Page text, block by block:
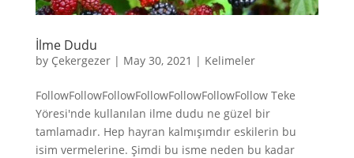
İlme Dudu
by Çekergezer| May 30, 2021 | Kelimeler
FollowFollowFollowFollowFollowFollowFollow Teke
Yöresi'nde kullanılan ilme dudu ne güzel bir
tamlamadır. Hep hayran kalmışımdır eskilerin bu
isim vermelerine. Şimdi bu isme neden bu kadar